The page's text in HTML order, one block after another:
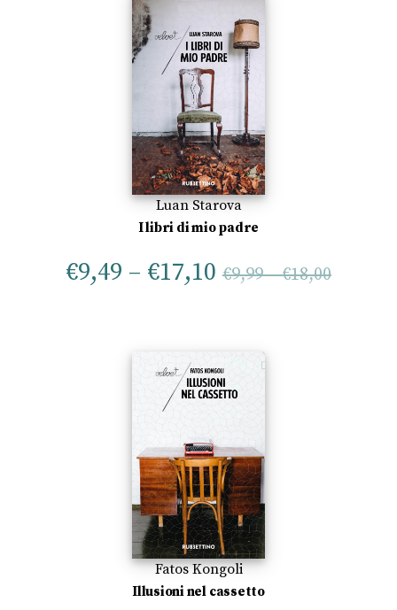
Luan Starova
I libri di mio padre
€9,49 – €17,10 €9,99–€18,00
Fatos Kongoli
Illusioni nel cassetto